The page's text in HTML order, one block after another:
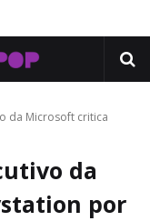
da Microsoft critica
da
por